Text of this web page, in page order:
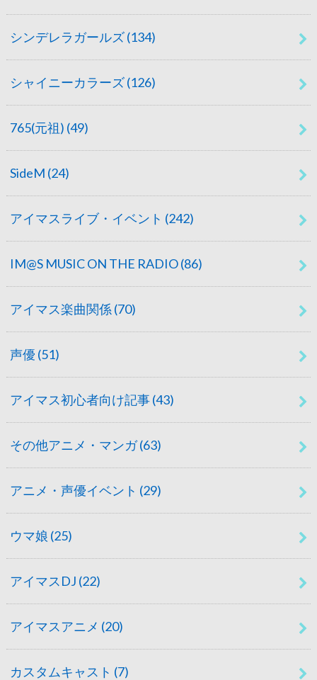
シンデレラガールズ(134)
シャイニーカラーズ(126)
765(元祖) (49)
SideM (24)
アイマスライブ・イベント (242)
IM@S MUSIC ON THE RADIO(86)
アイマス楽曲関係 (70)
声優 (51)
アイマス初心者向け記事(43)
その他アニメ・マンガ(63)
アニメ・声優イベント (29)
ウマ娘 (25)
アイマスDJ (22)
アイマスアニメ (20)
カスタムキャスト (7)